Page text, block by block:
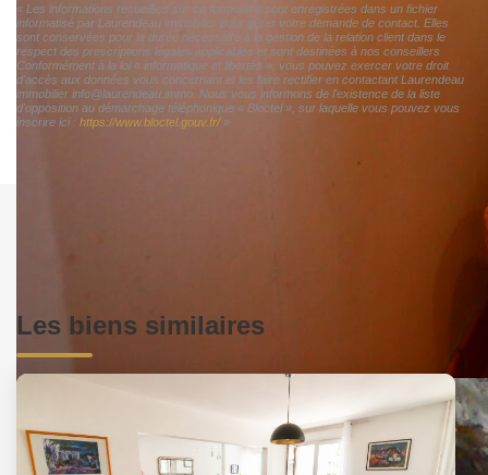
« Les informations recueillies sur ce formulaire sont enregistrées dans un fichier
informatisé par Laurendeau immobilier pour gérer votre demande de contact. Elles
sont conservées pour la durée nécessaire à la gestion de la relation client dans le
respect des prescriptions légales applicables et sont destinées à nos conseillers
Conformément à la loi « informatique et libertés », vous pouvez exercer votre droit
d'accès aux données vous concernant et les faire rectifier en contactant Laurendeau
immobilier info@laurendeau.immo. Nous vous informons de l'existence de la liste
d'opposition au démarchage téléphonique « Bloctel », sur laquelle vous pouvez vous
inscrire ici : https://www.bloctel.gouv.fr/»
Les biens similaires